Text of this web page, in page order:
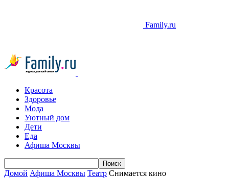
Family.ru
Красота
Здоровье
Мода
Уютный дом
Дети
Еда
Афиша Москвы
Домой Афиша Москвы Театр Снимается кино